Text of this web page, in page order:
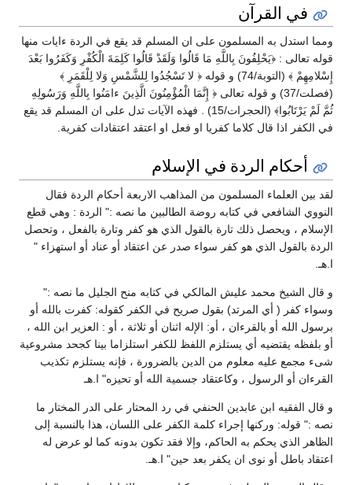
في القرآن
ومما استدل به المسلمون على ان المسلم قد يقع في الردة ءايات منها
قوله تعالى‎ : ‎‏﴿يَحْلِفُونَ بِاللَّهِ مَا قَالُوا ‏وَلَقَدْ قَالُوا كَلِمَةَ الْكُفْرِ‎ ‎وَكَفَرُوا بَعْدَ
إِسْلامِهِمْ ﴾ (التوبة/74) ‏و قوله ‏﴿‏‎ ‎لا تَسْجُدُوا لِلشَّمْسِ وَلا لِلْقَمَرِ ﴾
(فصلت/37) ‏و قوله تعالى ‏﴿ إِنَّمَا الْمُؤْمِنُونَ الَّذِينَ ءامَنُوا‏‎ ‎بِاللَّهِ وَرَسُولِهِ
ثُمَّ لَمْ يَرْتَابُوا﴾ ‏‏(الحجرات/15) . فهذه الآيات تدل على ان المسلم قد يقع
في الكفر اذا قال كلاما كفريا او فعل او اعتقد اعتقادات كفرية.
أحكام الردة في الإسلام
لقد بين العلماء المسلمون من المذاهب الاربعة أحكام الردة فقال
النووي الشافعي في كتابه روضة الطالبين ما نصه :" الردة : وهي قطع
الإسلام ، ويحصل ذلك تارة ‏بالقول الذي هو كفر وتارة بالفعل ، وتحصل
الردة بالقول الذي هو كفر سواء صدر عن اعتقاد أو ‏عناد أو استهزاء "
ا.هـ.‏
و قال الشيخ محمد عليش المالكي في كتابه منح الجليل ما نصه :"
وسواء كفر ( أي المرتد) بقول صريح في الكفر كقوله: ‏كفرت بالله أو
برسول الله أو بالقرءان ، أو: الإله اثنان أو ثلاثة ، أو : العزير ابن الله ،
أو بلفظه ‏يقتضيه أي يستلزم اللفظ للكفر استلزاما بينا كجحد مشروعية
شىء مجمع عليه معلوم من الدين ‏بالضرورة ، فإنه يستلزم تكذيب
القرءان أو الرسول ، وكاعتقاد جسمية الله أو تحيزه" ا.هـ
و قال الفقيه ابن عابدين الحنفي في رد المحتار على الدر المختار ما
نصه :" قوله: وركنها إجراء كلمة ‏الكفر على اللسان، هذا بالنسبة إلى
الظاهر الذي يحكم به الحاكم، وإلا فقد تكون بدونه كما لو ‏عرض له
اعتقاد باطل أو نوى ان يكفر بعد حين" ا.هـ.‏